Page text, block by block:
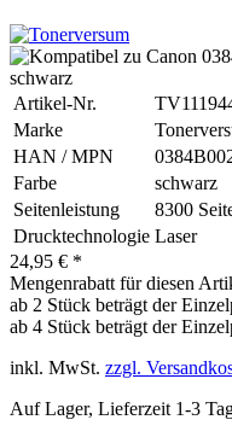
Artikel-Nr.
Marke
HAN / MPN
Farbe
schwarz
Seitenleistung
8300
Drucktechnologie Laser
24,95 € *
Mengenrabatt für diesen
ab 2 Stück beträgt der
ab 4 Stück beträgt der
inkl. MwSt. zzgl.
Auf Lager, Lieferzeit 1-3